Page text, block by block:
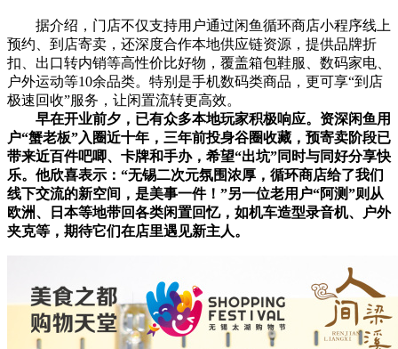
据介绍，门店不仅支持用户通过闲鱼循环商店小程序线上
预约、到店寄卖，还深度合作本地供应链资源，提供品牌折
扣、出口转内销等高性价比好物，覆盖箱包鞋服、数码家电、
户外运动等10余品类。特别是手机数码类商品，更可享“到店
极速回收”服务，让闲置流转更高效。
早在开业前夕，已有众多本地玩家积极响应。资深闲鱼用
户“蟹老板”入圈近十年，三年前投身谷圈收藏，预寄卖阶段已
带来近百件吧唧、卡牌和手办，希望“出坑”同时与同好分享快
乐。他欣喜表示：“无锡二次元氛围浓厚，循环商店给了我们
线下交流的新空间，是美事一件！”另一位老用户“阿测”则从
欧洲、日本等地带回各类闲置回忆，如机车造型录音机、户外
夹克等，期待它们在店里遇见新主人。